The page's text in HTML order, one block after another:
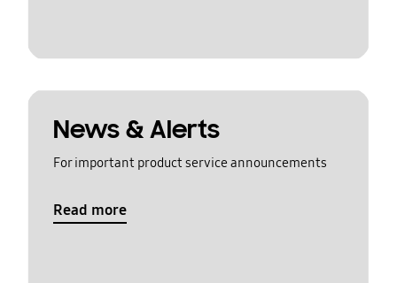
News & Alerts
For important product service announcements
Read more